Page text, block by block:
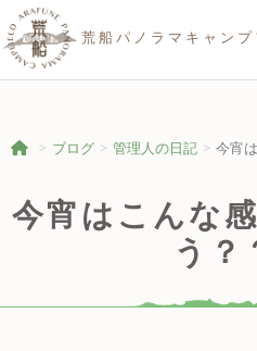
荒船パノラマキャンプ
ブログ 管理人の日記 今宵
今宵はこんな
う？